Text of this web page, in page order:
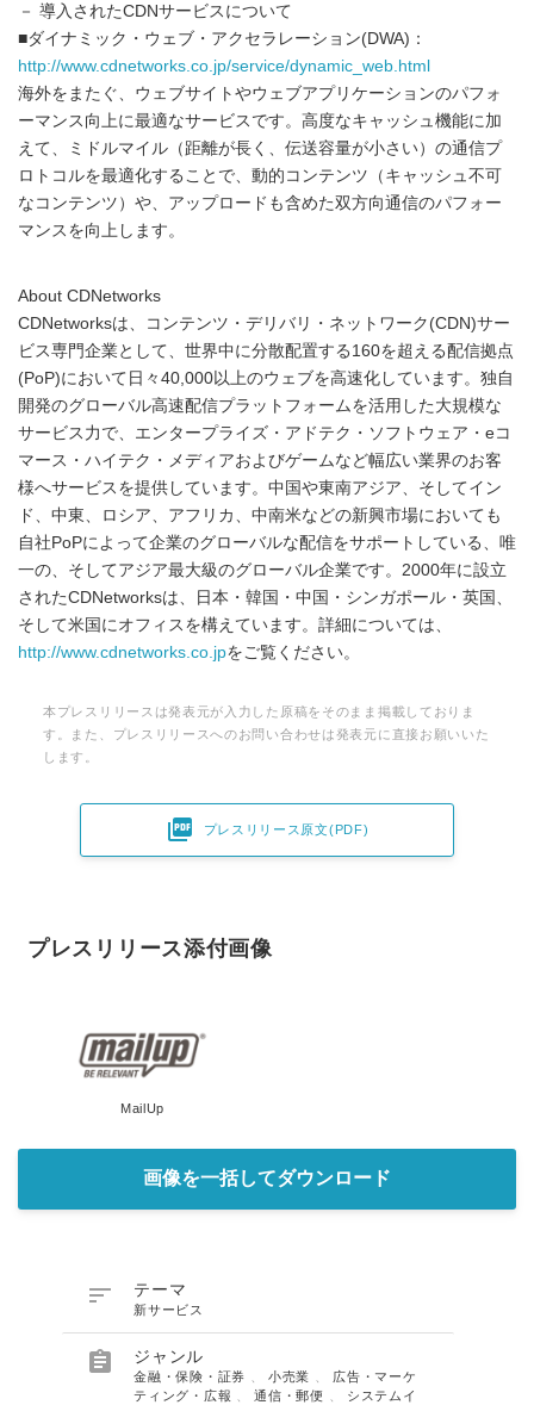
－ 導入されたCDNサービスについて
■ダイナミック・ウェブ・アクセラレーション(DWA)：
http://www.cdnetworks.co.jp/service/dynamic_web.html
海外をまたぐ、ウェブサイトやウェブアプリケーションのパフォ
ーマンス向上に最適なサービスです。高度なキャッシュ機能に加
えて、ミドルマイル（距離が長く、伝送容量が小さい）の通信プ
ロトコルを最適化することで、動的コンテンツ（キャッシュ不可
なコンテンツ）や、アップロードも含めた双方向通信のパフォー
マンスを向上します。
About CDNetworks
CDNetworksは、コンテンツ・デリバリ・ネットワーク(CDN)サー
ビス専門企業として、世界中に分散配置する160を超える配信拠点
(PoP)において日々40,000以上のウェブを高速化しています。独自
開発のグローバル高速配信プラットフォームを活用した大規模な
サービス力で、エンタープライズ・アドテク・ソフトウェア・eコ
マース・ハイテク・メディアおよびゲームなど幅広い業界のお客
様へサービスを提供しています。中国や東南アジア、そしてイン
ド、中東、ロシア、アフリカ、中南米などの新興市場においても
自社PoPによって企業のグローバルな配信をサポートしている、唯
一の、そしてアジア最大級のグローバル企業です。2000年に設立
されたCDNetworksは、日本・韓国・中国・シンガポール・英国、
そして米国にオフィスを構えています。詳細については、
http://www.cdnetworks.co.jpをご覧ください。
本プレスリリースは発表元が入力した原稿をそのまま掲載しておりま
す。また、プレスリリースへのお問い合わせは発表元に直接お願いいた
します。
 プレスリリース原文(PDF)
プレスリリース添付画像
MailUp
画像を一括してダウンロード
 テーマ
新サービス
 ジャンル
金融・保険・証券 、小売業
広告・マーケ
ティング・広報
、通信・郵便
システムイ